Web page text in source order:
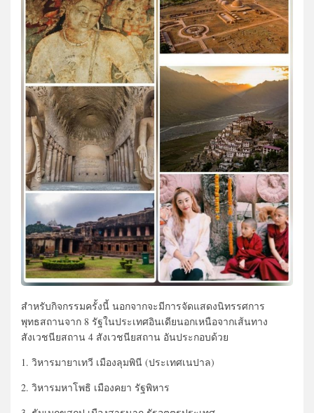
สำหรับกิจกรรมครั้งนี้ นอกจากจะมีการจัดแสดงนิทรรศการ
พุทธสถานจาก 8 รัฐในประเทศอินเดียนอกเหนือจากเส้นทาง
สังเวชนียสถาน 4 สังเวชนียสถาน อันประกอบด้วย
1. วิหารมายาเทวี เมืองลุมพินี (ประเทศเนปาล)
2. วิหารมหาโพธิ เมืองคยา รัฐพิหาร